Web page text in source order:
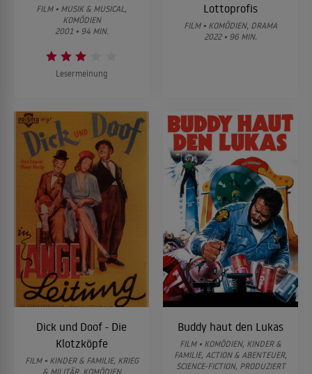
FILM • MUSIK & MUSICAL,
KOMÖDIEN
2001 • 94 MIN.
Lesermeinung
Lottoprofis
FILM • KOMÖDIEN, DRAMA
2022 • 96 MIN.
Dick und Doof - Die
Klotzköpfe
FILM • KINDER & FAMILIE, KRIEG
& MILITÄR, KOMÖDIEN
Buddy haut den Lukas
FILM • KOMÖDIEN, KINDER &
FAMILIE, ACTION & ABENTEUER,
SCIENCE-FICTION, PRODUZIERT